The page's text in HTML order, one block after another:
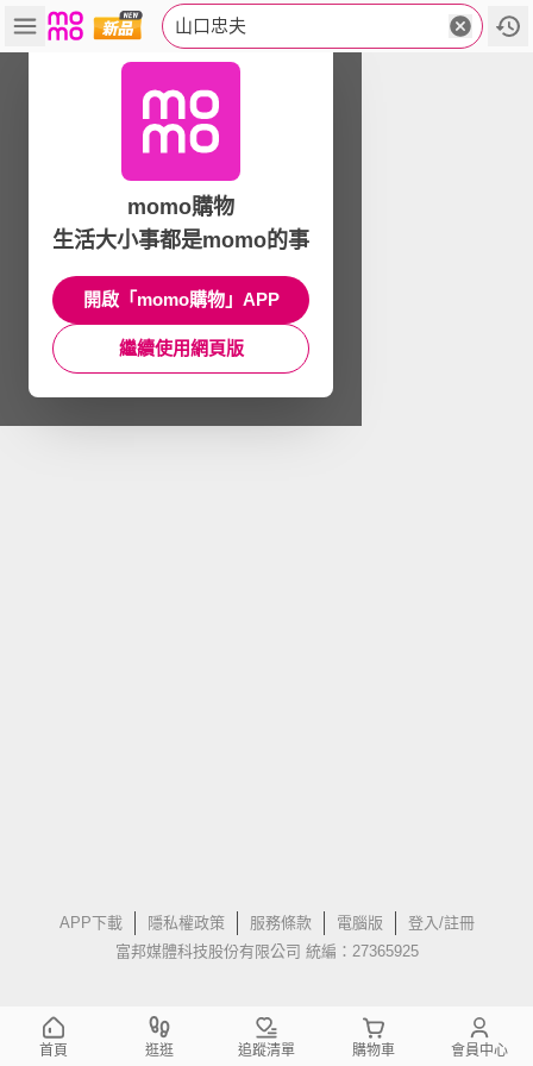
山口忠夫
APP下載 隱私權政策 服務條款 電腦版
登入/註冊
富邦媒體科技股份有限公司 統編：27365925
momo購物
生活大小事都是momo的事
開啟「momo購物」APP
繼續使用網頁版
首頁 逛逛 追蹤清單 購物車 會員中心